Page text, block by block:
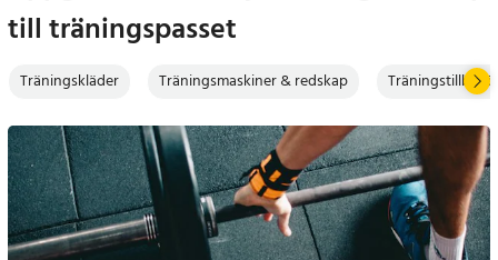
till träningspasset
Träningskläder Träningsmaskiner & redskap